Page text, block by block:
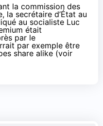
la commission des
la secrétaire d’État au
au socialiste Luc
était
par le
par exemple être
share alike (voir